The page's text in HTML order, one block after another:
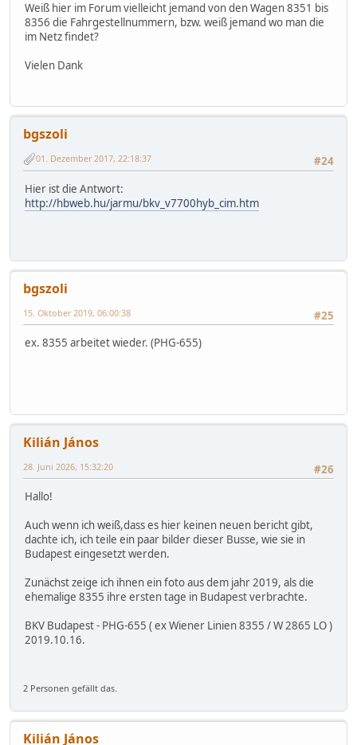
Weiß hier im Forum vielleicht jemand von den Wagen 8351 bis
8356 die Fahrgestellnummern, bzw. weiß jemand wo man die
im Netz findet?
Vielen Dank
bgszoli
#24
01. Dezember 2017, 22:18:37
Hier ist die Antwort:
http://hbweb.hu/jarmu/bkv_v7700hyb_cim.htm
bgszoli
#25
15. Oktober 2019, 06:00:38
ex. 8355 arbeitet wieder. (PHG-655)
Kilián János
#26
28. Juni 2026, 15:32:20
Hallo!
Auch wenn ich weiß,dass es hier keinen neuen bericht gibt,
dachte ich, ich teile ein paar bilder dieser Busse, wie sie in
Budapest eingesetzt werden.
Zunächst zeige ich ihnen ein foto aus dem jahr 2019, als die
ehemalige 8355 ihre ersten tage in Budapest verbrachte.
BKV Budapest - PHG-655 ( ex Wiener Linien 8355 / W 2865 LO )
2019.10.16.
2 Personen gefällt das.
Kilián János